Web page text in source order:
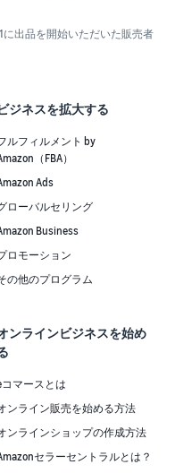
に出品を開始いただいた販売者
ジネスを拡大する
ルフィルメント by
（FBA）
Ads
ローバルセリング
Business
ロモーション
の他のプログラム
ンラインビジネスを始め
コマースとは
ンライン販売を始める方法
ンラインショップの作成方法
セラーセントラルとは？